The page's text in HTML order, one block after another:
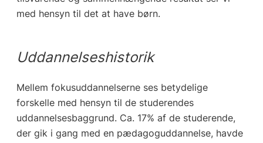
med hensyn til det at have børn.
Uddannelseshistorik
Mellem fokusuddannelserne ses betydelige
forskelle med hensyn til de studerendes
uddannelsesbaggrund. Ca. 17% af de studerende,
der gik i gang med en pædagoguddannelse, havde